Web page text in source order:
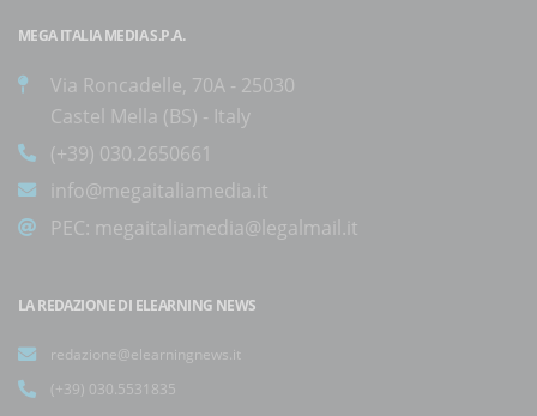
MEGA ITALIA MEDIA S.P.A.
Via Roncadelle, 70A - 25030
Castel Mella (BS) - Italy
(+39) 030.2650661
info@megaitaliamedia.it
PEC: megaitaliamedia@legalmail.it
LA REDAZIONE DI ELEARNING NEWS
redazione@elearningnews.it
(+39) 030.5531835